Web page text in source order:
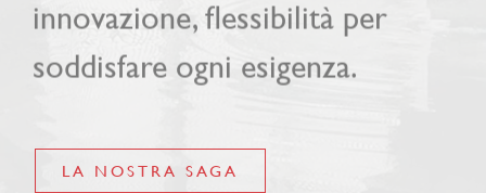
innovazione, flessibilità per
soddisfare ogni esigenza.
LA NOSTRA SAGA